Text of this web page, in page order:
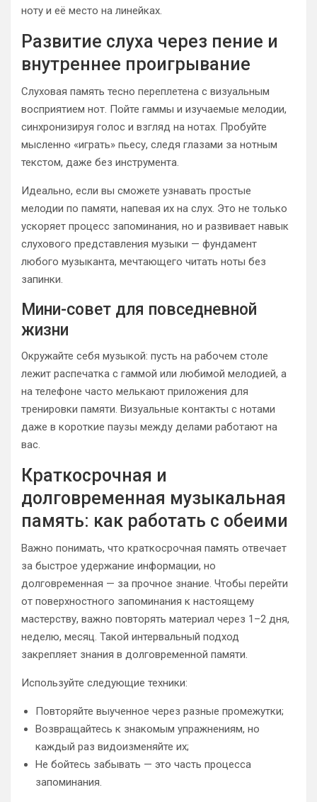
ноту и её место на линейках.
Развитие слуха через пение и
внутреннее проигрывание
Слуховая память тесно переплетена с визуальным
восприятием нот. Пойте гаммы и изучаемые мелодии,
синхронизируя голос и взгляд на нотах. Пробуйте
мысленно «играть» пьесу, следя глазами за нотным
текстом, даже без инструмента.
Идеально, если вы сможете узнавать простые
мелодии по памяти, напевая их на слух. Это не только
ускоряет процесс запоминания, но и развивает навык
слухового представления музыки — фундамент
любого музыканта, мечтающего читать ноты без
запинки.
Мини-совет для повседневной
жизни
Окружайте себя музыкой: пусть на рабочем столе
лежит распечатка с гаммой или любимой мелодией, а
на телефоне часто мелькают приложения для
тренировки памяти. Визуальные контакты с нотами
даже в короткие паузы между делами работают на
вас.
Краткосрочная и
долговременная музыкальная
память: как работать с обеими
Важно понимать, что краткосрочная память отвечает
за быстрое удержание информации, но
долговременная — за прочное знание. Чтобы перейти
от поверхностного запоминания к настоящему
мастерству, важно повторять материал через 1–2 дня,
неделю, месяц. Такой интервальный подход
закрепляет знания в долговременной памяти.
Используйте следующие техники:
Повторяйте выученное через разные промежутки;
Возвращайтесь к знакомым упражнениям, но
каждый раз видоизменяйте их;
Не бойтесь забывать — это часть процесса
запоминания.